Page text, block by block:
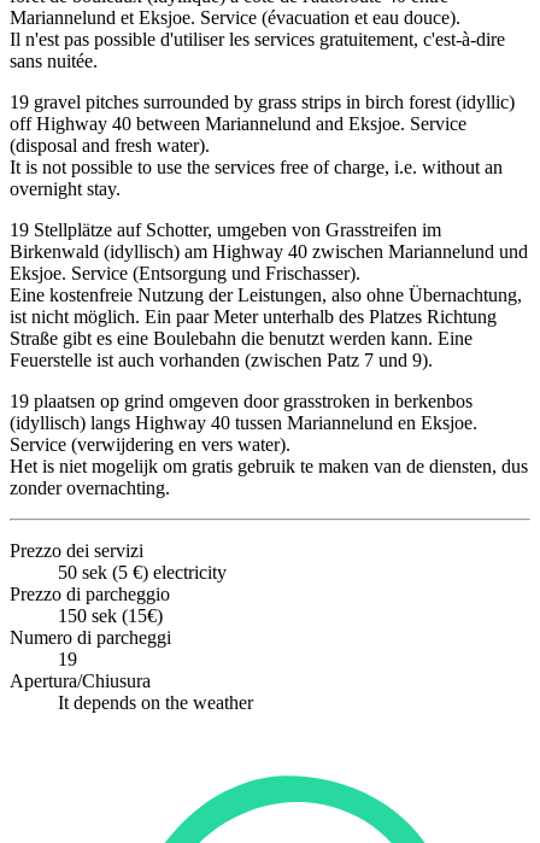
Mariannelund et Eksjoe. Service (évacuation et eau douce).
Il n'est pas possible d'utiliser les services gratuitement, c'est-à-dire
sans nuitée.
19 gravel pitches surrounded by grass strips in birch forest (idyllic)
off Highway 40 between Mariannelund and Eksjoe. Service
(disposal and fresh water).
It is not possible to use the services free of charge, i.e. without an
overnight stay.
19 Stellplätze auf Schotter, umgeben von Grasstreifen im
Birkenwald (idyllisch) am Highway 40 zwischen Mariannelund und
Eksjoe. Service (Entsorgung und Frischasser).
Eine kostenfreie Nutzung der Leistungen, also ohne Übernachtung,
ist nicht möglich. Ein paar Meter unterhalb des Platzes Richtung
Straße gibt es eine Boulebahn die benutzt werden kann. Eine
Feuerstelle ist auch vorhanden (zwischen Patz 7 und 9).
19 plaatsen op grind omgeven door grasstroken in berkenbos
(idyllisch) langs Highway 40 tussen Mariannelund en Eksjoe.
Service (verwijdering en vers water).
Het is niet mogelijk om gratis gebruik te maken van de diensten, dus
zonder overnachting.
Prezzo dei servizi
50 sek (5 €) electricity
Prezzo di parcheggio
150 sek (15€)
Numero di parcheggi
19
Apertura/Chiusura
It depends on the weather